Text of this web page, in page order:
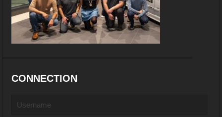
CONNECTION